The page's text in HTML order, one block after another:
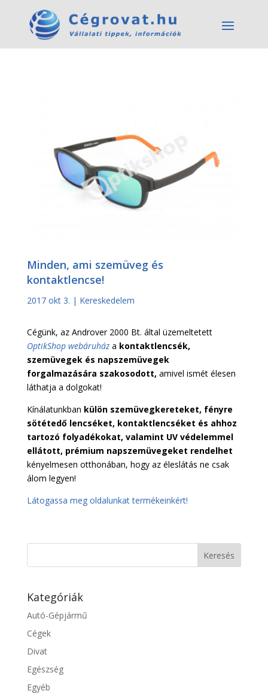
Minden, ami szemüveg és
kontaktlencse!
2017 okt 3. | Kereskedelem
Cégünk, az Androver 2000 Bt. által üzemeltetett
OptikShop webáruháza kontaktlencsék,
szemüvegek és napszemüvegek
forgalmazására szakosodott, amivel ismét élesen
láthatja a dolgokat!
Kínálatunkban külön szemüvegkereteket, fényre
sötétedő lencséket, kontaktlencséket és ahhoz
tartozó folyadékokat, valamint UV védelemmel
ellátott, prémium napszemüvegeket rendelhet
kényelmesen otthonában, hogy az éleslátás ne csak
álom legyen!
Látogassa meg oldalunkat termékeinkért!
Kategóriák
Autó-Gépjármű
Cégek
Divat
Egészség
Egyéb